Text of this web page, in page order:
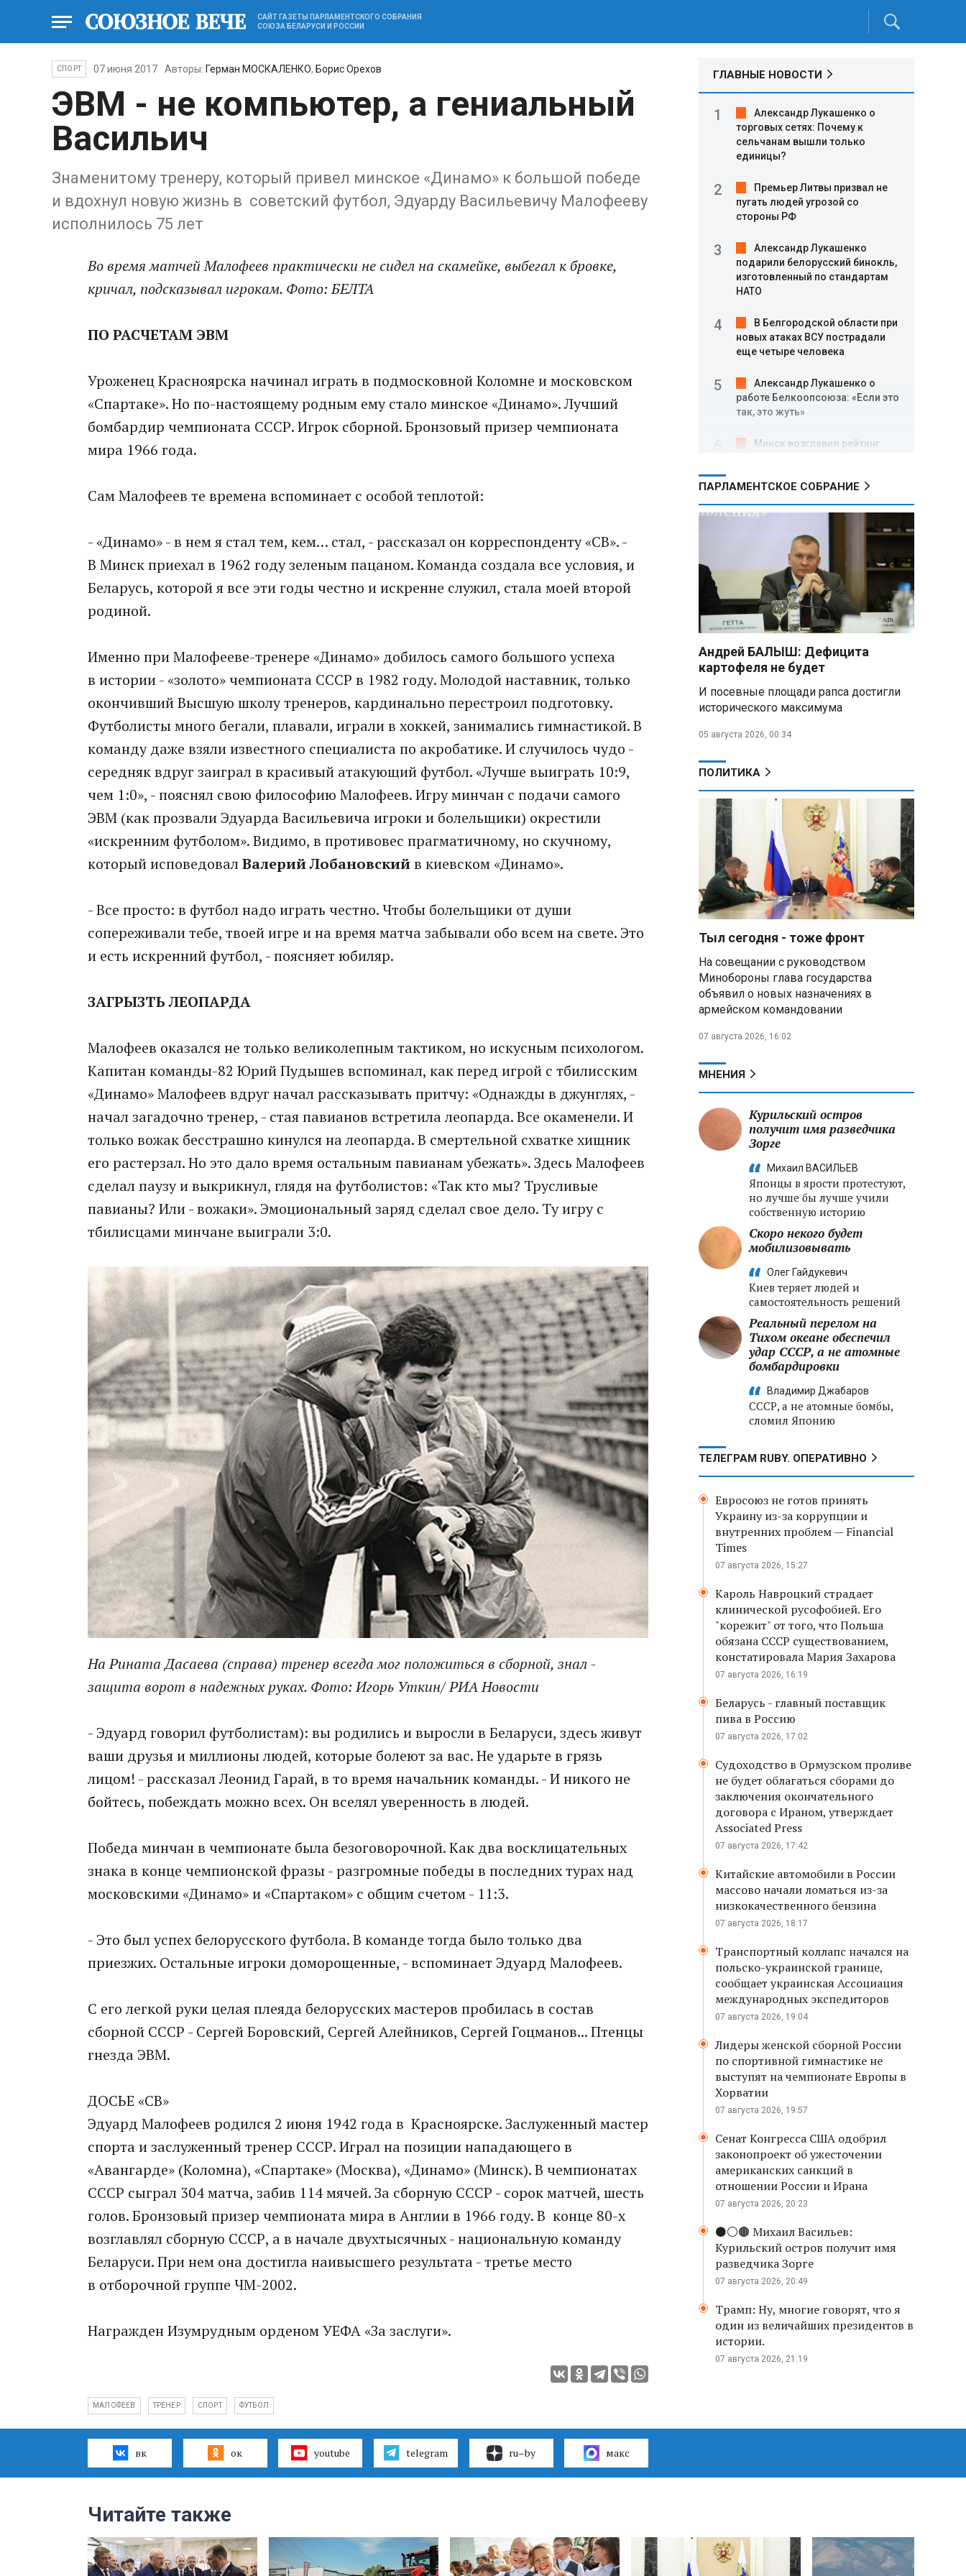
САЙТ ГАЗЕТЫ ПАРЛАМЕНТСКОГО СОБРАНИЯ
СОЮЗА БЕЛАРУСИ И РОССИИ
СПОРТ 07 июня 2017 Авторы: Герман МОСКАЛЕНКО, Борис Орехов
ЭВМ - не компьютер, а гениальный
Васильич
Знаменитому тренеру, который привел минское «Динамо» к большой победе
и вдохнул новую жизнь в советский футбол, Эдуарду Васильевичу Малофееву
исполнилось 75 лет
Во время матчей Малофеев практически не сидел на скамейке, выбегал к бровке,
кричал, подсказывал игрокам. Фото: БЕЛТА
ПО РАСЧЕТАМ ЭВМ
Уроженец Красноярска начинал играть в подмосковной Коломне и московском
«Спартаке». Но по-настоящему родным ему стало минское «Динамо». Лучший
бомбардир чемпионата СССР. Игрок сборной. Бронзовый призер чемпионата
мира 1966 года.
Сам Малофеев те времена вспоминает с особой теплотой:
- «Динамо» - в нем я стал тем, кем… стал, - рассказал он корреспонденту «СВ». -
В Минск приехал в 1962 году зеленым пацаном. Команда создала все условия, и
Беларусь, которой я все эти годы честно и искренне служил, стала моей второй
родиной.
Именно при Малофееве-тренере «Динамо» добилось самого большого успеха
в истории - «золото» чемпионата СССР в 1982 году. Молодой наставник, только
окончивший Высшую школу тренеров, кардинально перестроил подготовку.
Футболисты много бегали, плавали, играли в хоккей, занимались гимнастикой. В
команду даже взяли известного специалиста по акробатике. И случилось чудо -
середняк вдруг заиграл в красивый атакующий футбол. «Лучше выиграть 10:9,
чем 1:0», - пояснял свою философию Малофеев. Игру минчан с подачи самого
ЭВМ (как прозвали Эдуарда Васильевича игроки и болельщики) окрестили
«искренним футболом». Видимо, в противовес прагматичному, но скучному,
который исповедовалВалерий Лобановскийв киевском «Динамо».
- Все просто: в футбол надо играть честно. Чтобы болельщики от души
сопереживали тебе, твоей игре и на время матча забывали обо всем на свете. Это
и есть искренний футбол, - поясняет юбиляр.
ЗАГРЫЗТЬ ЛЕОПАРДА
Малофеев оказался не только великолепным тактиком, но искусным психологом.
Капитан команды-82 Юрий Пудышев вспоминал, как перед игрой с тбилисским
«Динамо» Малофеев вдруг начал рассказывать притчу: «Однажды в джунглях, -
начал загадочно тренер, - стая павианов встретила леопарда. Все окаменели. И
только вожак бесстрашно кинулся на леопарда. В смертельной схватке хищник
его растерзал. Но это дало время остальным павианам убежать». Здесь Малофеев
сделал паузу и выкрикнул, глядя на футболистов: «Так кто мы? Трусливые
павианы? Или - вожаки». Эмоциональный заряд сделал свое дело. Ту игру с
тбилисцами минчане выиграли 3:0.
На Рината Дасаева (справа) тренер всегда мог положиться в сборной, знал -
защита ворот в надежных руках. Фото: Игорь Уткин/ РИА Новости
- Эдуард говорил футболистам): вы родились и выросли в Беларуси, здесь живут
ваши друзья и миллионы людей, которые болеют за вас. Не ударьте в грязь
лицом! - рассказал Леонид Гарай, в то время начальник команды. - И никого не
бойтесь, побеждать можно всех. Он вселял уверенность в людей.
Победа минчан в чемпионате была безоговорочной. Как два восклицательных
знака в конце чемпионской фразы - разгромные победы в последних турах над
московскими «Динамо» и «Спартаком» с общим счетом - 11:3.
- Это был успех белорусского футбола. В команде тогда было только два
приезжих. Остальные игроки доморощенные, - вспоминает Эдуард Малофеев.
С его легкой руки целая плеяда белорусских мастеров пробилась в состав
сборной СССР - Сергей Боровский, Сергей Алейников, Сергей Гоцманов... Птенцы
гнезда ЭВМ.
ДОСЬЕ «СВ»
Эдуард Малофеев родился 2 июня 1942 года в Красноярске. Заслуженный мастер
спорта и заслуженный тренер СССР. Играл на позиции нападающего в
«Авангарде» (Коломна), «Спартаке» (Москва), «Динамо» (Минск). В чемпионатах
СССР сыграл 304 матча, забив 114 мячей. За сборную СССР - сорок матчей, шесть
голов. Бронзовый призер чемпионата мира в Англии в 1966 году. В конце 80-х
возглавлял сборную СССР, а в начале двухтысячных - национальную команду
Беларуси. При нем она достигла наивысшего результата - третье место
в отборочной группе ЧМ-2002.
Награжден Изумрудным орденом УЕФА «За заслуги».
МАЛОФЕЕВ ТРЕНЕР СПОРТ ФУТБОЛ
ГЛАВНЫЕ НОВОСТИ
Александр Лукашенко о
торговых сетях: Почему к
сельчанам вышли только
единицы?
Премьер Литвы призвал не
пугать людей угрозой со
стороны РФ
Александр Лукашенко
подарили белорусский бинокль,
изготовленный по стандартам
НАТО
В Белгородской области при
новых атаках ВСУ пострадали
еще четыре человека
Александр Лукашенко о
работе Белкоопсоюза: «Если это
так, это жуть»
Минск возглавил рейтинг
Минобороны РФ: при
освобождении Анискино ВСУ
понесли большие потери, часть
военных сдалась в плен
Александр Лукашенко:
Россияне «услышали батьку» и
скупают пустующие дома в
белорусских деревнях
Алесандр Лукашенко назвал
работу сельской торговли
возмутился «просрочкой и
тухлятиной»
Владимир Путин обсудил с
меры по защите инфраструктуры
Минобороны РФ: «Искандер»
уничтожил эшелон с техникой
ВСУ в Днепропетровской
области
Главы правительств ЕАЭС
подписали три соглашения по
e‑торговле, биржевому рынку и
ученым званиям
Александр Лукашенко:
Хотите «собирать сливки» в
городах — отвечайте и за
отдалённые деревни
Минобороны РФ: установлен
Харьковской области
криптообменников в «Москва-
Сити», через которую
украинские call-центры
ПАРЛАМЕНТСКОЕ СОБРАНИЕ
Андрей БАЛЫШ: Дефицита
картофеля не будет
И посевные площади рапса достигли
исторического максимума
05 августа 2026, 00:34
ПОЛИТИКА
Тыл сегодня - тоже фронт
На совещании с руководством
Минобороны глава государства
объявил о новых назначениях в
армейском командовании
07 августа 2026, 16:02
МНЕНИЯ
Курильский остров
получит имя разведчика
Зорге
Михаил ВАСИЛЬЕВ
Японцы в ярости протестуют,
но лучше бы лучше учили
собственную историю
Скоро некого будет
мобилизовывать
Олег Гайдукевич
Киев теряет людей и
самостоятельность решений
Реальный перелом на
Тихом океане обеспечил
удар СССР, а не атомные
бомбардировки
Владимир Джабаров
СССР, а не атомные бомбы,
сломил Японию
ТЕЛЕГРАМ RUBY. ОПЕРАТИВНО
Евросоюз не готов принять
Украину из-за коррупции и
внутренних проблем — Financial
Times
07 августа 2026, 15:27
Кароль Навроцкий страдает
клинической русофобией. Его
"корежит" от того, что Польша
обязана СССР существованием,
констатировала Мария Захарова
07 августа 2026, 16:19
Беларусь - главный поставщик
пива в Россию
07 августа 2026, 17:02
Судоходство в Ормузском проливе
не будет облагаться сборами до
заключения окончательного
договора с Ираном, утверждает
Associated Press
07 августа 2026, 17:42
Китайские автомобили в России
массово начали ломаться из-за
низкокачественного бензина
07 августа 2026, 18:17
Транспортный коллапс начался на
польско-украинской границе,
сообщает украинская Ассоциация
международных экспедиторов
07 августа 2026, 19:04
Лидеры женской сборной России
по спортивной гимнастике не
выступят на чемпионате Европы в
Хорватии
07 августа 2026, 19:57
Сенат Конгресса США одобрил
законопроект об ужесточении
американских санкций в
отношении России и Ирана
07 августа 2026, 20:23
⚫️⚪️🟤 Михаил Васильев:
Курильский остров получит имя
разведчика Зорге
07 августа 2026, 20:49
Трамп: Ну, многие говорят, что я
один из величайших президентов в
истории.
07 августа 2026, 21:19
вк ок youtube telegram ru–by макс
Читайте также